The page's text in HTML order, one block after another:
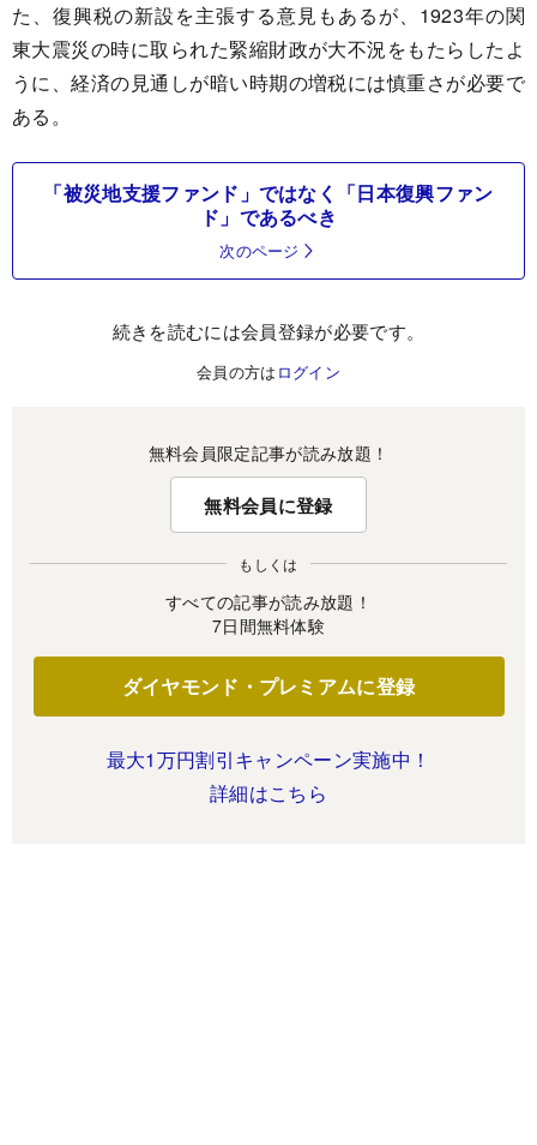
た、復興税の新設を主張する意見もあるが、1923年の関
東大震災の時に取られた緊縮財政が大不況をもたらしたよ
うに、経済の見通しが暗い時期の増税には慎重さが必要で
ある。
「被災地支援ファンド」ではなく「日本復興ファン
ド」であるべき
次のページ
続きを読むには会員登録が必要です。
会員の方は ログイン
無料会員限定記事が読み放題！
無料会員に登録
もしくは
すべての記事が読み放題！
7日間無料体験
ダイヤモンド・プレミアムに登録
最大1万円割引キャンペーン実施中！
詳細はこちら